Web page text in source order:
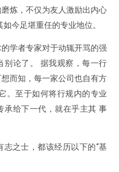
炼，不仅为友人激励出内心
今足堪重任的专业地位。
学者专家对于动辄开骂的强
别论了。 据我观察，每一行
而知，每一家公司也自有方
。至于如何将行规内的专业
承给下一代，就在乎主其 事
之士，都该经历以下的“基